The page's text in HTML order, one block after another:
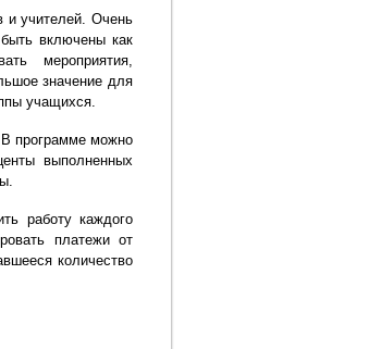
и учителей. Очень
включены как
мероприятия,
значение для
учащихся.
В программе можно
выполненных
работу каждого
платежи от
количество